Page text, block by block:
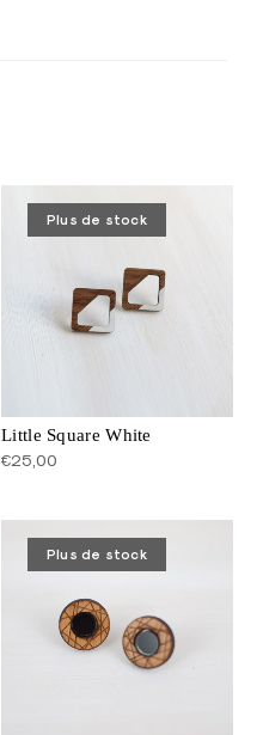
Plus de stock
Little Square White
€25,00
Plus de stock